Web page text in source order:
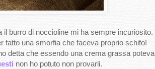
di noccioline mi ha sempre incuriosito.
fatto una smorfia che faceva proprio schifo!
che essendo una crema grassa poteva
non ho potuto non provarli.